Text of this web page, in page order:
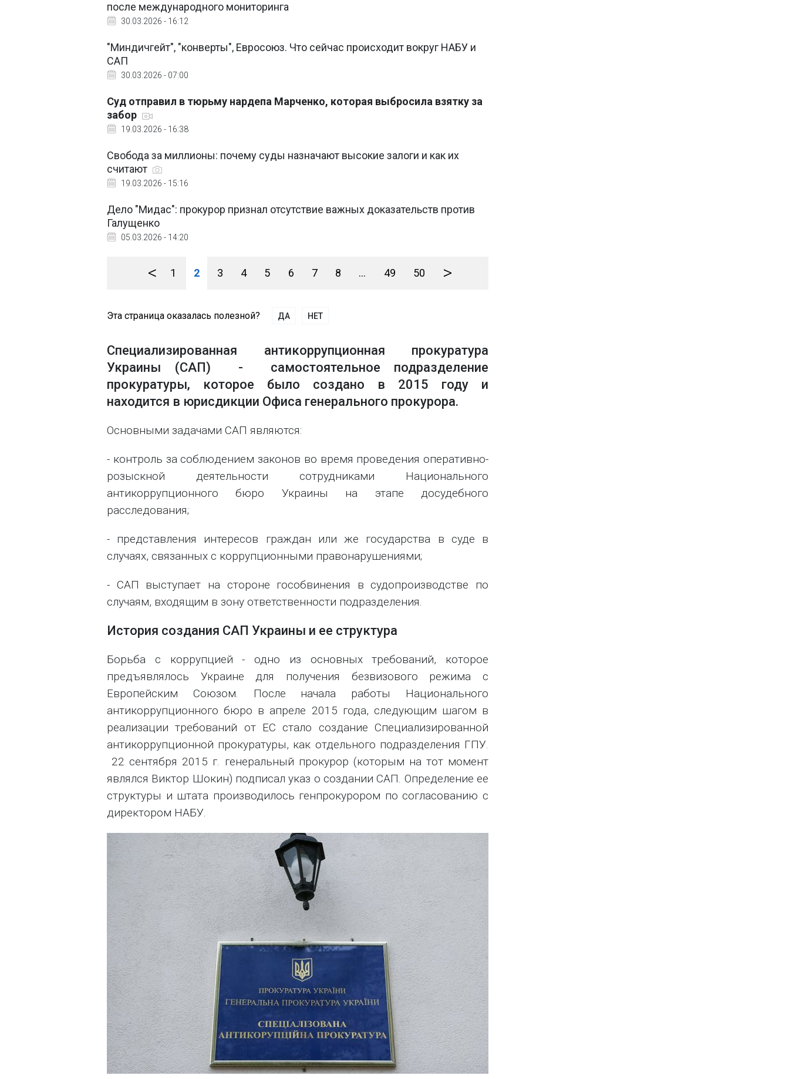
после международного мониторинга
30.03.2026 - 16:12
"Миндичгейт", "конверты", Евросоюз. Что сейчас происходит вокруг НАБУ и
САП
30.03.2026 - 07:00
Суд отправил в тюрьму нардепа Марченко, которая выбросила взятку за
забор
19.03.2026 - 16:38
Свобода за миллионы: почему суды назначают высокие залоги и как их
считают
19.03.2026 - 15:16
Дело "Мидас": прокурор признал отсутствие важных доказательств против
Галущенко
05.03.2026 - 14:20
< 1 2 3 4 5 6 7 8 ... 49 50 >
Эта страница оказалась полезной? ДА НЕТ
Специализированная антикоррупционная прокуратура
Украины (САП) - самостоятельное подразделение
прокуратуры, которое было создано в 2015 году и
находится в юрисдикции Офиса генерального прокурора.
Основными задачами САП являются:
- контроль за соблюдением законов во время проведения оперативно-
розыскной деятельности сотрудниками Национального
антикоррупционного бюро Украины на этапе досудебного
расследования;
- представления интересов граждан или же государства в суде в
случаях, связанных с коррупционными правонарушениями;
- САП выступает на стороне гособвинения в судопроизводстве по
случаям, входящим в зону ответственности подразделения.
История создания САП Украины и ее структура
Борьба с коррупцией - одно из основных требований, которое
предъявлялось Украине для получения безвизового режима с
Европейским Союзом. После начала работы Национального
антикоррупционного бюро в апреле 2015 года, следующим шагом в
реализации требований от ЕС стало создание Специализированной
антикоррупционной прокуратуры, как отдельного подразделения ГПУ.
22 сентября 2015 г. генеральный прокурор (которым на тот момент
являлся Виктор Шокин) подписал указ о создании САП. Определение ее
структуры и штата производилось генпрокурором по согласованию с
директором НАБУ.